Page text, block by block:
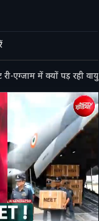
एग्जाम में क्यों पड़ रही